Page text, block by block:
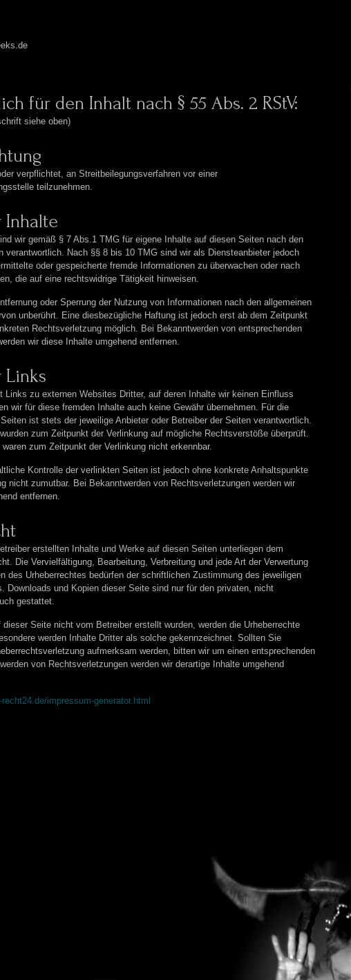
für den Inhalt nach § 55 Abs. 2 RStV:
siehe oben)
verpflichtet, an Streitbeilegungsverfahren vor einer
teilzunehmen.
Inhalte
wir gemäß § 7 Abs.1 TMG für eigene Inhalte auf diesen Seiten nach den
verantwortlich. Nach §§ 8 bis 10 TMG sind wir als Diensteanbieter jedoch
oder gespeicherte fremde Informationen zu überwachen oder nach
die auf eine rechtswidrige Tätigkeit hinweisen.
oder Sperrung der Nutzung von Informationen nach den allgemeinen
unberührt. Eine diesbezügliche Haftung ist jedoch erst ab dem Zeitpunkt
Rechtsverletzung möglich. Bei Bekanntwerden von entsprechenden
wir diese Inhalte umgehend entfernen.
Links
Links zu externen Websites Dritter, auf deren Inhalte wir keinen Einfluss
wir für diese fremden Inhalte auch keine Gewähr übernehmen. Für die
ist stets der jeweilige Anbieter oder Betreiber der Seiten verantwortlich.
zum Zeitpunkt der Verlinkung auf mögliche Rechtsverstöße überprüft.
zum Zeitpunkt der Verlinkung nicht erkennbar.
Kontrolle der verlinkten Seiten ist jedoch ohne konkrete Anhaltspunkte
nicht zumutbar. Bei Bekanntwerden von Rechtsverletzungen werden wir
entfernen.
erstellten Inhalte und Werke auf diesen Seiten unterliegen dem
Die Vervielfältigung, Bearbeitung, Verbreitung und jede Art der Verwertung
des Urheberrechtes bedürfen der schriftlichen Zustimmung des jeweiligen
Downloads und Kopien dieser Seite sind nur für den privaten, nicht
gestattet.
Seite nicht vom Betreiber erstellt wurden, werden die Urheberrechte
werden Inhalte Dritter als solche gekennzeichnet. Sollten Sie
aufmerksam werden, bitten wir um einen entsprechenden
von Rechtsverletzungen werden wir derartige Inhalte umgehend
impressum-generator.html